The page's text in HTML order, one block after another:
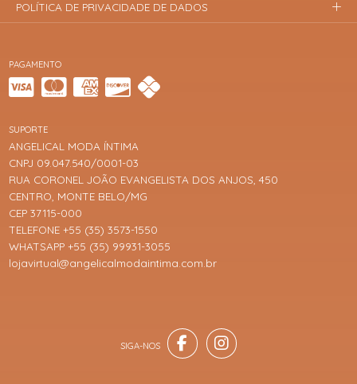
PAGAMENTO
SUPORTE
ANGELICAL MODA ÍNTIMA
CNPJ 09.047.540/0001-03
RUA CORONEL JOÃO EVANGELISTA DOS ANJOS, 450
CENTRO, MONTE BELO/MG
CEP 37115-000
TELEFONE +55 (35) 3573-1550
WHATSAPP +55 (35) 99931-3055
lojavirtual@angelicalmodaintima.com.br
POLÍTICA DE PRIVACIDADE DE DADOS